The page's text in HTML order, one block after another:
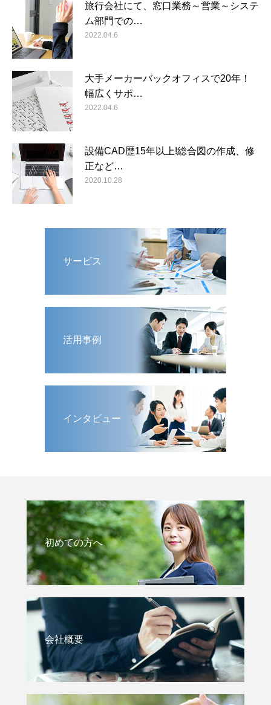
旅行会社にて、窓口業務～営業～システ
ム部門での…
2022.04.6
大手メーカーバックオフィスで20年！
幅広くサポ…
2022.04.6
設備CAD歴15年以上!総合図の作成、修
正など…
2020.10.28
サービス
活用事例
インタビュー
初めての方へ
会社概要